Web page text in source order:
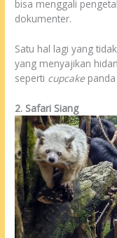
bisa menggali
dokumenter.
Satu hal lagi yang
yang menyajikan
seperti cupcake
2. Safari Siang